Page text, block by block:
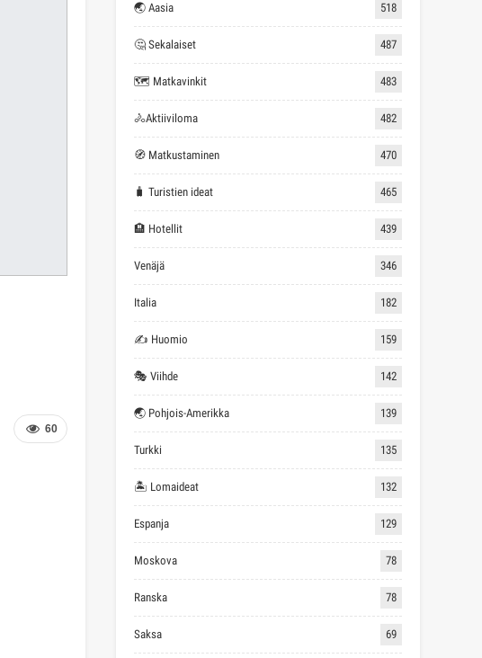
60
🌏 Aasia 518
🤔 Sekalaiset 487
🗺 Matkavinkit 483
🚴Aktiiviloma 482
🧭 Matkustaminen 470
🧳 Turistien ideat 465
🏨 Hotellit 439
Venäjä 346
Italia 182
✍ Huomio 159
🎭 Viihde 142
🌏 Pohjois-Amerikka 139
Turkki 135
🏝 Lomaideat 132
Espanja 129
Moskova 78
Ranska 78
Saksa 69